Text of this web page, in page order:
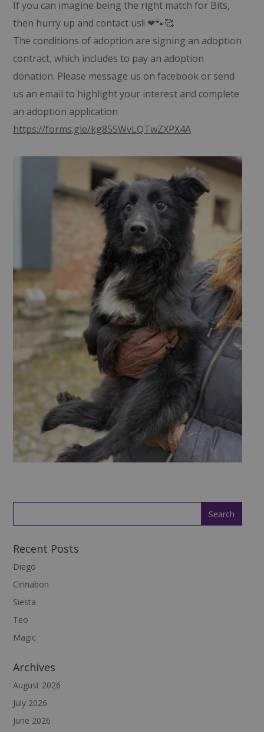
If you can imagine being the right match for Bits,
then hurry up and contact us!! ❤🐾🥰
The conditions of adoption are signing an adoption
contract, which includes to pay an adoption
donation. Please message us on facebook or send
us an email to highlight your interest and complete
an adoption application
https://forms.gle/kg855WvLQTwZXPX4A
Recent Posts
Diego
Cinnabon
Siesta
Teo
Magic
Archives
August 2026
July 2026
June 2026